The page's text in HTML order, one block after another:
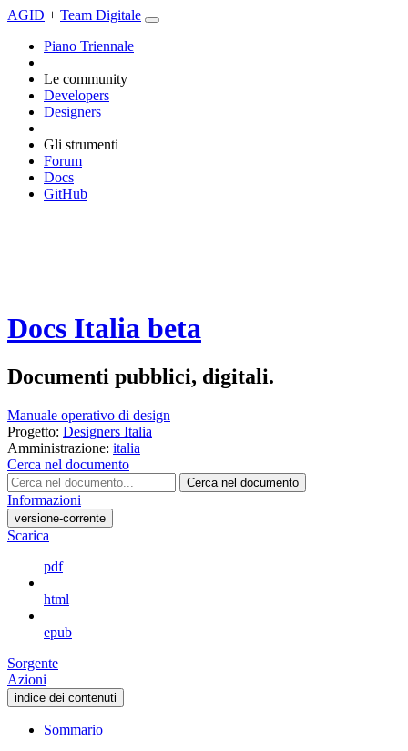
AGID + Team Digitale
Piano Triennale
Le community
Developers
Designers
Gli strumenti
Forum
Docs
GitHub
Docs Italia beta
Documenti pubblici, digitali.
Manuale operativo di design
Progetto: Designers Italia
Amministrazione: italia
Cerca nel documento
Cerca nel documento
Informazioni
versione-corrente
Scarica
pdf
html
epub
Sorgente
Azioni
indice dei contenuti
Sommario